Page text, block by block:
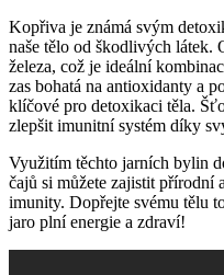
Kopřiva je ⁢známá svým
naše⁤ tělo od škodlivých‍ látek.
železa, což je ideální​
zas bohatá‌ na antioxidanty a
klíčové pro detoxikaci těla.
zlepšit imunitní systém​ díky⁤
Využitím těchto​ jarních bylin
čajů‍ si můžete zajistit⁣ přírodní
imunity. Dopřejte svému tělu
jaro⁤ plní energie ‌a zdraví!